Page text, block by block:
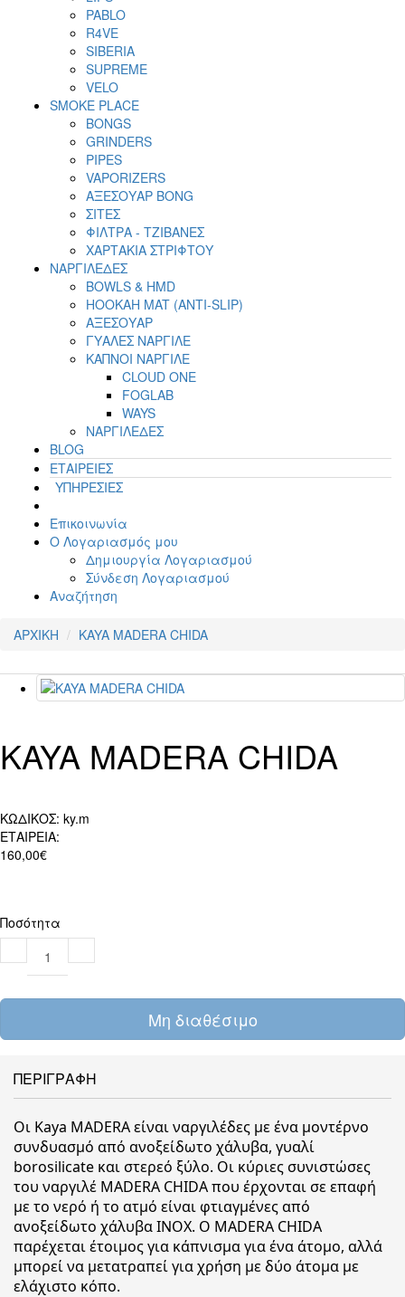
PABLO
R4VE
SIBERIA
SUPREME
VELO
SMOKE PLACE
BONGS
GRINDERS
PIPES
VAPORIZERS
ΑΞΕΣΟΥΑΡ BONG
ΣΙΤΕΣ
ΦΙΛΤΡΑ - ΤΖΙΒΑΝΕΣ
ΧΑΡΤΑΚΙΑ ΣΤΡΙΦΤΟΥ
ΝΑΡΓΙΛΕΔΕΣ
BOWLS & HMD
HOOKAH MAT (ANTI-SLIP)
ΑΞΕΣΟΥΑΡ
ΓΥΑΛΕΣ ΝΑΡΓΙΛΕ
ΚΑΠΝΟΙ ΝΑΡΓΙΛΕ
CLOUD ONE
FOGLAB
WAYS
ΝΑΡΓΙΛΕΔΕΣ
BLOG
ΕΤΑΙΡΕΙΕΣ
ΥΠΗΡΕΣΙΕΣ
Επικοινωνία
Ο Λογαριασμός μου
Δημιουργία Λογαριασμού
Σύνδεση Λογαριασμού
Αναζήτηση
ΑΡΧΙΚΗ KAYA MADERA CHIDA
KAYA MADERA CHIDA
ΚΩΔΙΚΟΣ: ky.m
ΕΤΑΙΡΕΙΑ:
160,00€
Ποσότητα
Μη διαθέσιμο
ΠΕΡΙΓΡΑΦΗ
Οι Kaya MADERA είναι ναργιλέδες με ένα μοντέρνο
συνδυασμό από ανοξείδωτο χάλυβα, γυαλί
borosilicate και στερεό ξύλο. Οι κύριες συνιστώσες
του ναργιλέ MADERA CHIDA που έρχονται σε επαφή
με το νερό ή το ατμό είναι φτιαγμένες από
ανοξείδωτο χάλυβα INOX. Ο MADERA CHIDA
παρέχεται έτοιμος για κάπνισμα για ένα άτομο, αλλά
μπορεί να μετατραπεί για χρήση με δύο άτομα με
ελάχιστο κόπο.